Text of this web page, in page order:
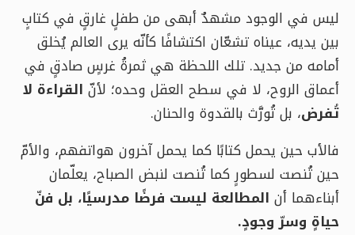
ليس في الوجود مشهدٌ أبهى من طفلٍ غارقٍ في كتابٍ
بين يديه، عيناه تشعّان اكتشافًا كأنّه يرى العالم يُخلق
أمامه من جديد. تلك اللحظة هي ثمرةُ غرسٍ صادقٍ في
أعماق الروح، لا في سطح العقل وحده؛ لأنّ القراءة لا
تُفرض، بل تُورَّث بالقدوة والحنان.
فالأب حين يحمل كتابًا كما يحمل آخرون هواتفهم، والأمّ
حين تُنصت لسطورٍ كما تُنصت لنبض الصباح، يعلّمان
أبناءهما أن المطالعة ليست فرضًا مدرسيًا، بل فنّ
حياةٍ وسرّ وجودٍ.